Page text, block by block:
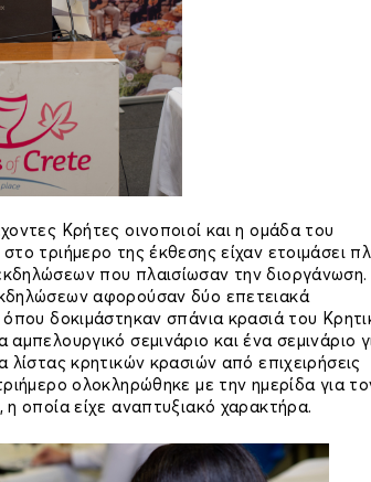
Κρήτες οινοποιοί και η ομάδα του
τριήμερο της έκθεσης είχαν ετοιμάσει
που πλαισίωσαν την
αφορούσαν δύο επετειακά
δοκιμάστηκαν σπάνια κρασιά του
σεμινάριο και ένα σεμινάριο
λίστας κρητικών κρασιών από επιχειρήσεις
ολοκληρώθηκε με την ημερίδα για
η οποία είχε αναπτυξιακό χαρακτήρα.